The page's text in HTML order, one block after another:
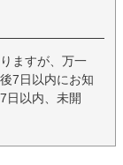
ますが、万一
7日以内にお知
日以内、未開